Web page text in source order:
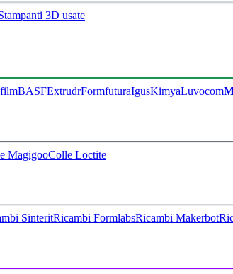
3D usate
BASFExtrudrFormfuturaIgusKimyaLuvocom
MagigooColle Loctite
SinteritRicambi FormlabsRicambi Makerbot